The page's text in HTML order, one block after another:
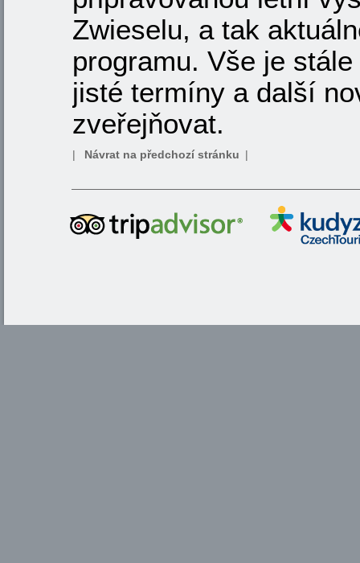
Zwieselu, a tak
programu. Vše je
jisté termíny a další
zveřejňovat.
| Návrat na předchozí stránku |